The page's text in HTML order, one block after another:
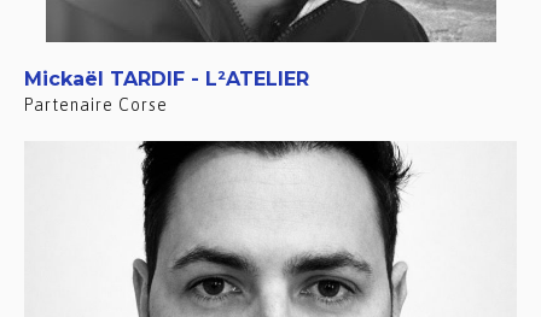
Mickaël TARDIF - L²ATELIER
Partenaire Corse